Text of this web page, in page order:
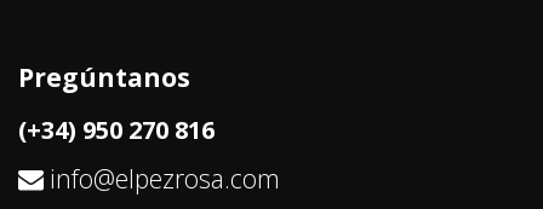
Pregúntanos
(+34) 950 270 816
info@elpezrosa.com